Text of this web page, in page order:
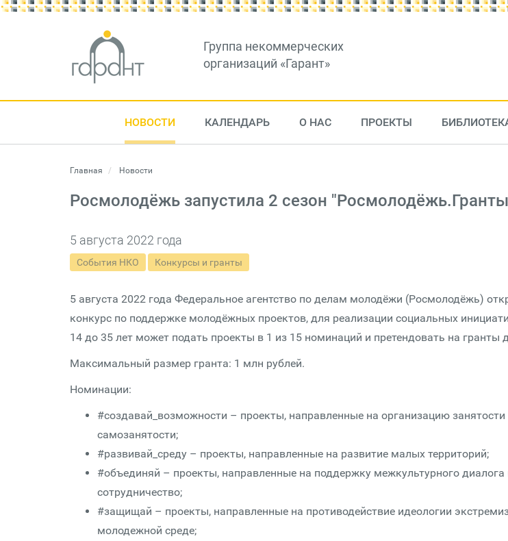
Группа некоммерческих
организаций «Гарант»
НОВОСТИ КАЛЕНДАРЬ О НАС ПРОЕКТЫ
Главная Новости
Росмолодёжь запустила 2 сезон
5 августа 2022 года
События НКО Конкурсы и гранты
5 августа 2022 года Федеральное агентство по делам молодёжи (Росмолодёжь)
конкурс по поддержке молодёжных проектов, для реализации социальных
14 до 35 лет может подать проекты в 1 из 15 номинаций и претендовать на гранты
Максимальный размер гранта: 1 млн рублей.
Номинации:
#создавай_возможности – проекты, направленные на организацию
самозанятости;
#развивай_среду – проекты, направленные на развитие малых территорий;
#объединяй – проекты, направленные на поддержку межкультурного
сотрудничество;
#защищай – проекты, направленные на противодействие идеологии
молодежной среде;